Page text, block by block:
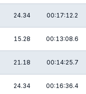
24.34 00:17:12.2
15.28 00:13:08.6
21.18 00:14:25.7
24.34 00:16:36.4